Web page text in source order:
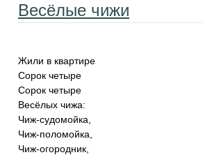
Весёлые чижи
Жили в квартире
Сорок четыре
Сорок четыре
Весёлых чижа:
Чиж-судомойка,
Чиж-поломойка,
Чиж-огородник,